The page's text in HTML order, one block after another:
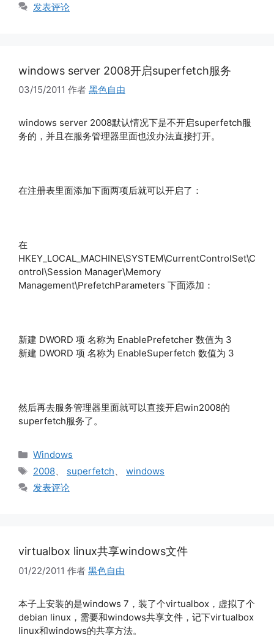
发表评论
windows server 2008开启superfetch服务
03/15/2011 作者 黑色自由
windows server 2008默认情况下是不开启superfetch服
务的，并且在服务管理器里面也没办法直接打开。
在注册表里面添加下面两项后就可以开启了：
在
HKEY_LOCAL_MACHINE\SYSTEM\CurrentControlSet\C
ontrol\Session Manager\Memory
Management\PrefetchParameters 下面添加：
新建 DWORD 项 名称为 EnablePrefetcher 数值为 3
新建 DWORD 项 名称为 EnableSuperfetch 数值为 3
然后再去服务管理器里面就可以直接开启win2008的
superfetch服务了。
分
类
Windows
标
签
2008、 superfetch、 windows
发表评论
virtualbox linux共享windows文件
01/22/2011 作者 黑色自由
本子上安装的是windows 7，装了个virtualbox，虚拟了个
debian linux，需要和windows共享文件，记下virtualbox
linux和windows的共享方法。